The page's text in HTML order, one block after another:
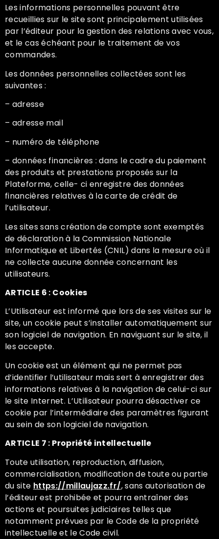
Les informations personnelles pouvant être
recueillies sur le site sont principalement utilisées
par l’éditeur pour la gestion des relations avec vous,
et le cas échéant pour le traitement de vos
commandes.
Les données personnelles collectées sont les
suivantes :
– adresse
– adresse mail
– numéro de téléphone
– données financières : dans le cadre du paiement
des produits et prestations proposés sur la
Plateforme, celle- ci enregistre des données
financières relatives à la carte de crédit de
l’utilisateur.
Les sites sans création de compte sont exemptés
de déclaration à la Commission Nationale
Informatique et Libertés (CNIL) dans la mesure où il
ne collecte aucune donnée concernant les
utilisateurs.
ARTICLE 6 : Cookies
L’Utilisateur est informé que lors de ses visites sur le
site, un cookie peut s’installer automatiquement sur
son logiciel de navigation. En naviguant sur le site, il
les accepte.
Un cookie est un élément qui ne permet pas
d’identifier l’utilisateur mais sert à enregistrer des
informations relatives à la navigation de celui-ci sur
le site Internet. L’Utilisateur pourra désactiver ce
cookie par l’intermédiaire des paramètres figurant
au sein de son logiciel de navigation.
ARTICLE 7 : Propriété intellectuelle
Toute utilisation, reproduction, diffusion,
commercialisation, modification de toute ou partie
du site https://millaujazz.fr/, sans autorisation de
l’éditeur est prohibée et pourra entraîner des
actions et poursuites judiciaires telles que
notamment prévues par le Code de la propriété
intellectuelle et le Code civil.